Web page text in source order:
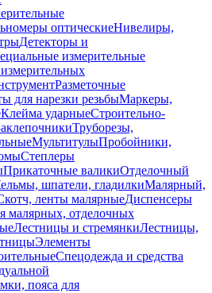
оптическиеНивелиры,
Детекторы и
измерительные
Разметочные
для нарезки резьбыМаркеры,
Клейма ударныеСтроительно-
Труборезы,
МультитулыПробойники,
Степлеры
Прикаточные валикиОтделочный
шпатели, гладилкиМалярный,
ленты малярныеДиспенсеры
малярных, отделочных
Лестницы и стремянкиЛестницы,
Элементы
Спецодежда и средства
пояса для